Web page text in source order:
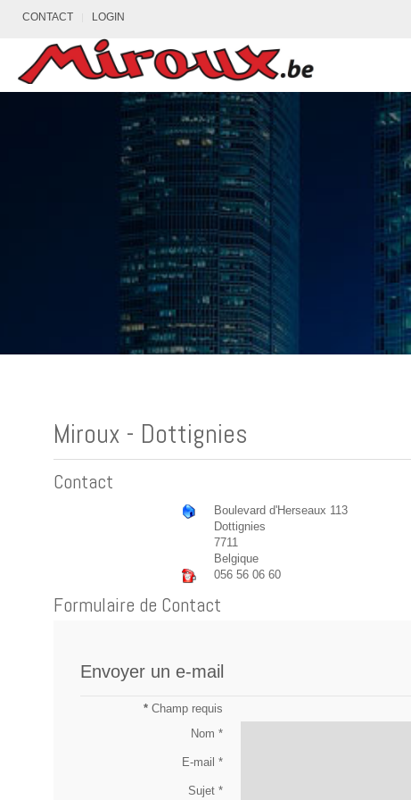
CONTACT LOGIN
Miroux - Dottignies
Contact
Boulevard d'Herseaux 113
Dottignies
7711
Belgique
056 56 06 60
Formulaire de Contact
Envoyer un e-mail
* Champ requis
Nom *
E-mail *
Sujet *